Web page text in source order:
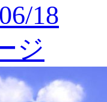
18
ジ